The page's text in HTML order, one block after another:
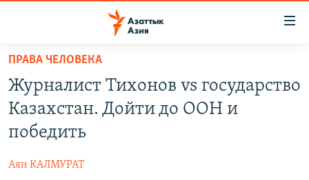
Вернуться
основному
содержанию
Вернутся
главной
КАЗАХСТАН
КЫРГЫЗСТАН
НОВОСТИ
ВОЙНА В УКРАИНЕ
ПРАВА ЧЕЛОВЕКА
Журналист Тихонов vs государство
Казахстан. Дойти до ООН и
победить
Аян КАЛМУРАТ